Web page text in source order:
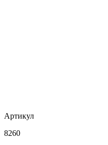
Артикул
8260